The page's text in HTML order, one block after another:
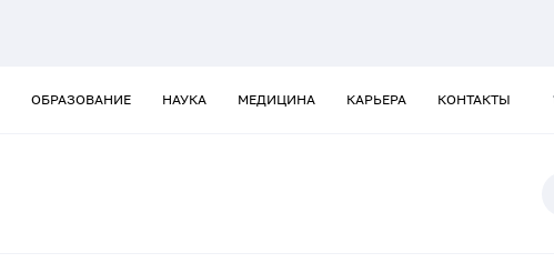
ОБРАЗОВАНИЕ НАУКА МЕДИЦИНА КАРЬЕРА КОНТАКТЫ